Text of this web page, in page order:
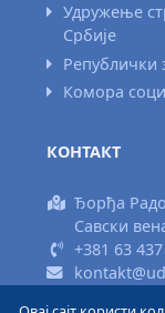
Удружење
Србије
Републички
Комора
КОНТАКТ
Ђорђа
Савски
+381 63